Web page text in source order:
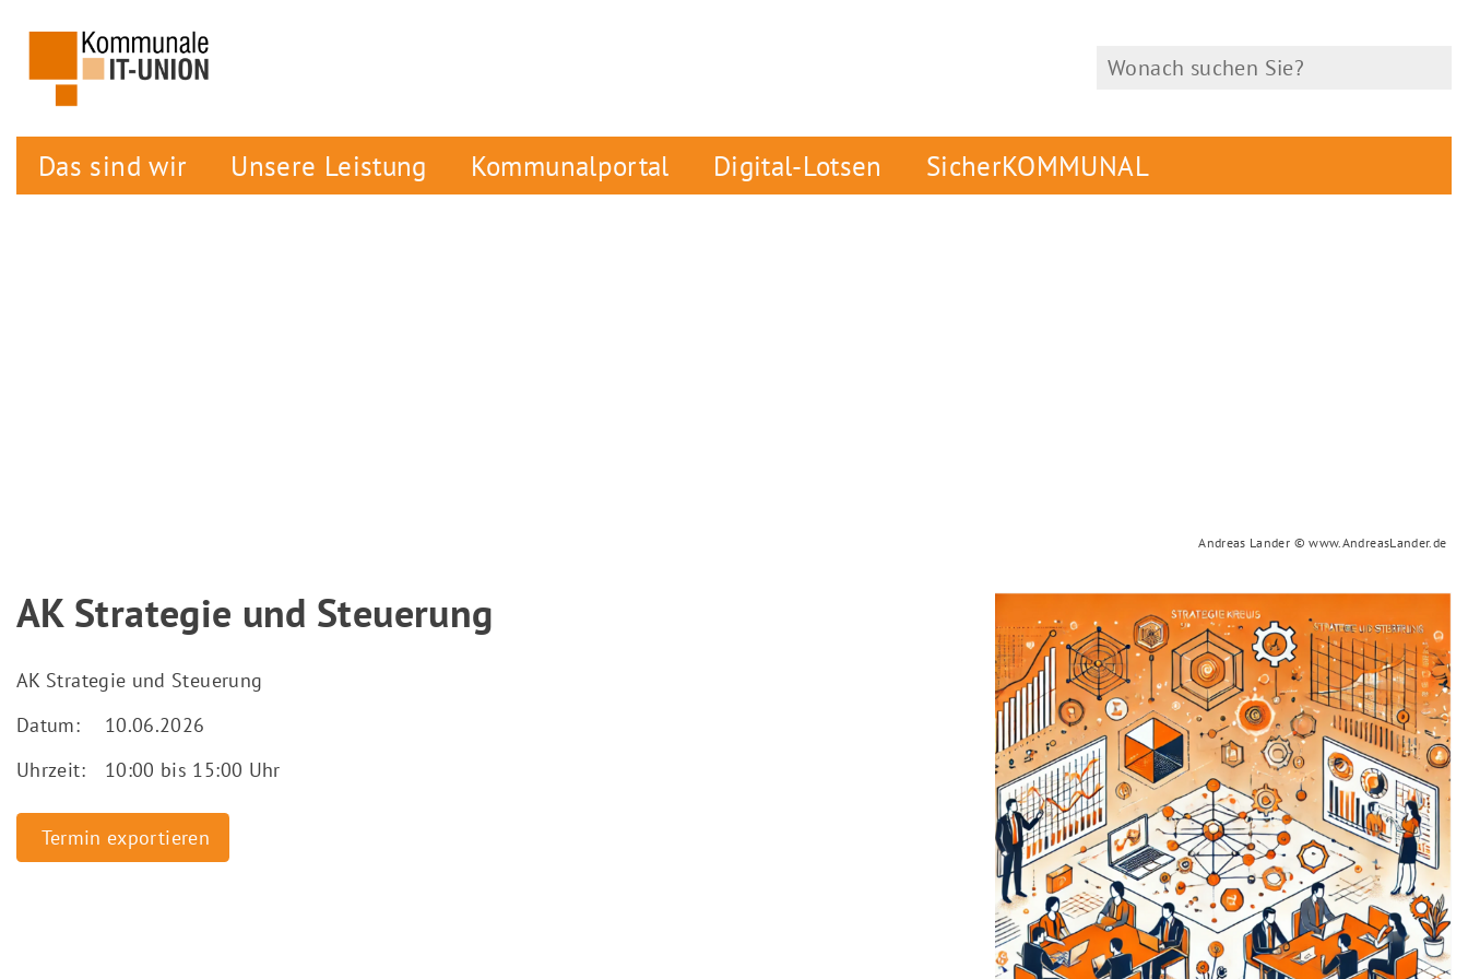
Das sind wir Unsere Leistung Kommunalportal Digital-Lotsen SicherKOMMUNAL
Andreas Lander © www.AndreasLander.de
AK Strategie und Steuerung
AK Strategie und Steuerung
Datum:
10.06.2026
Uhrzeit:
10:00 bis 15:00 Uhr
Termin exportieren